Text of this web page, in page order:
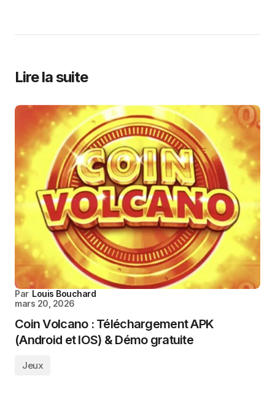
Lire la suite
Par Louis Bouchard
mars 20, 2026
Coin Volcano : Téléchargement APK
(Android et IOS) & Démo gratuite
Jeux